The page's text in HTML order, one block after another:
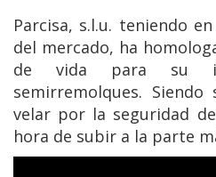
Parcisa, s.l.u. teniendo
del mercado, ha
de vida para su
semirremolques.
velar por la seguridad
hora de subir a la parte